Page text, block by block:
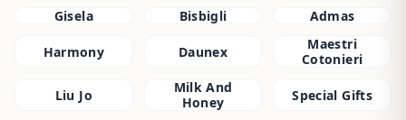
Gisela Bisbigli Admas
Harmony Daunex
Maestri
Cotonieri
Liu Jo
Milk And
Honey
Special Gifts